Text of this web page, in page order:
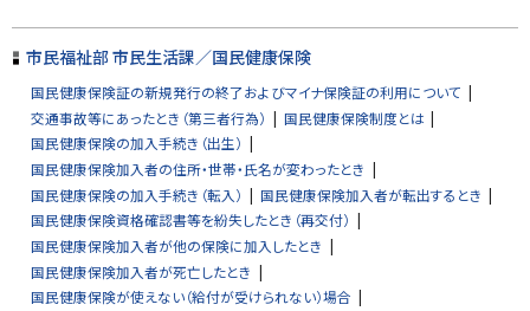
市民福祉部 市民生活課／国民健康保険
国民健康保険証の新規発行の終了およびマイナ保険証の利用について
交通事故等にあったとき（第三者行為）
国民健康保険制度とは
国民健康保険の加入手続き（出生）
国民健康保険加入者の住所・世帯・氏名が変わったとき
国民健康保険の加入手続き（転入）
国民健康保険加入者が転出するとき
国民健康保険資格確認書等を紛失したとき（再交付）
国民健康保険加入者が他の保険に加入したとき
国民健康保険加入者が死亡したとき
国民健康保険が使えない（給付が受けられない）場合